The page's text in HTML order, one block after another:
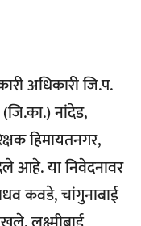
अधिकारी जि.प.
नांदेड,
हिमायतनगर,
आहे. या निवेदनावर
कवडे, चांगुनाबाई